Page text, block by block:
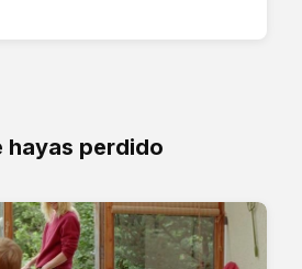
hayas perdido